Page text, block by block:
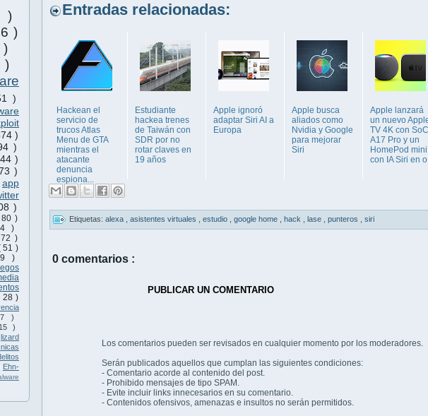
)
)
)
)
)
)
)
app
)
)
)
)
51 )
)
28 )
)
)
lizard
Ehn-
Entradas relacionadas:
Hackean el
servicio de
trucos Atlas
Menu de GTA
mientras el
atacante
denuncia
espiona...
Estudiante
hackea trenes
de Taiwán con
SDR por no
rotar claves en
19 años
Apple ignoró
adaptar Siri AI a
Europa
Apple busca
aliados como
Nvidia y Google
para mejorar
Siri
Apple lanzará
un nuevo
TV 4K con SoC
A17 Pro y un
HomePod mini
con IA Siri en
Etiquetas: alexa asistentes virtuales estudio google home hack lase punteros siri
0 comentarios :
PUBLICAR UN COMENTARIO
Los comentarios pueden ser revisados en cualquier momento por los moderadores.
Serán publicados aquellos que cumplan las siguientes condiciones:
- Comentario acorde al contenido del post.
- Prohibido mensajes de tipo SPAM.
- Evite incluir links innecesarios en su comentario.
- Contenidos ofensivos, amenazas e insultos no serán permitidos.